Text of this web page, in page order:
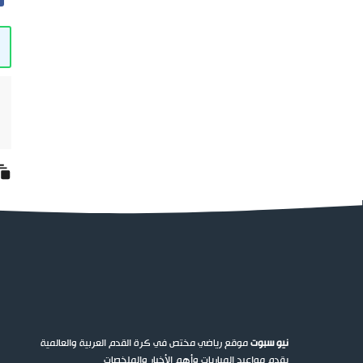
نيو سبوتموقع رياضي مختص في كرة القدم العربية والعالمية